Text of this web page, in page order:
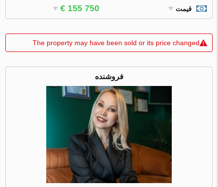
قیمت € 155 750
The property may have been sold or its price changed
فروشنده